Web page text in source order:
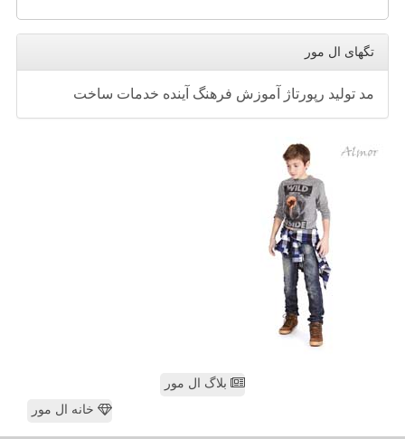
تگهای ال مور
مد تولید رپورتاژ آموزش فرهنگ آینده خدمات ساخت
بلاگ ال مور
خانه ال مور